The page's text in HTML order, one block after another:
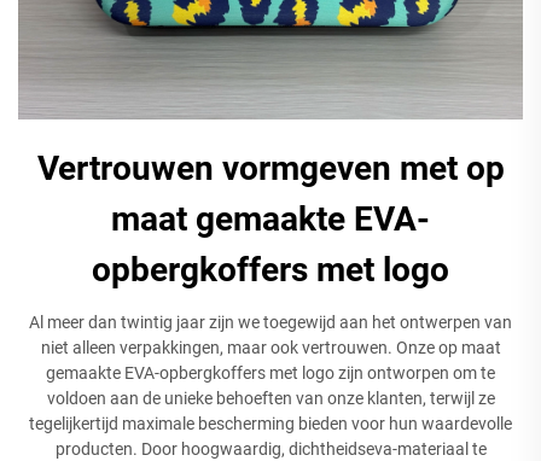
Vertrouwen vormgeven met op
maat gemaakte EVA-
opbergkoffers met logo
Al meer dan twintig jaar zijn we toegewijd aan het ontwerpen van
niet alleen verpakkingen, maar ook vertrouwen. Onze op maat
gemaakte EVA-opbergkoffers met logo zijn ontworpen om te
voldoen aan de unieke behoeften van onze klanten, terwijl ze
tegelijkertijd maximale bescherming bieden voor hun waardevolle
producten. Door hoogwaardig, dichtheidseva-materiaal te